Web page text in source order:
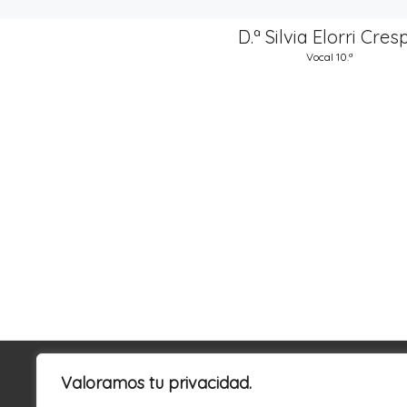
Valoramos tu privacidad.
D.ª Silvia Elorri
Vocal 10.ª